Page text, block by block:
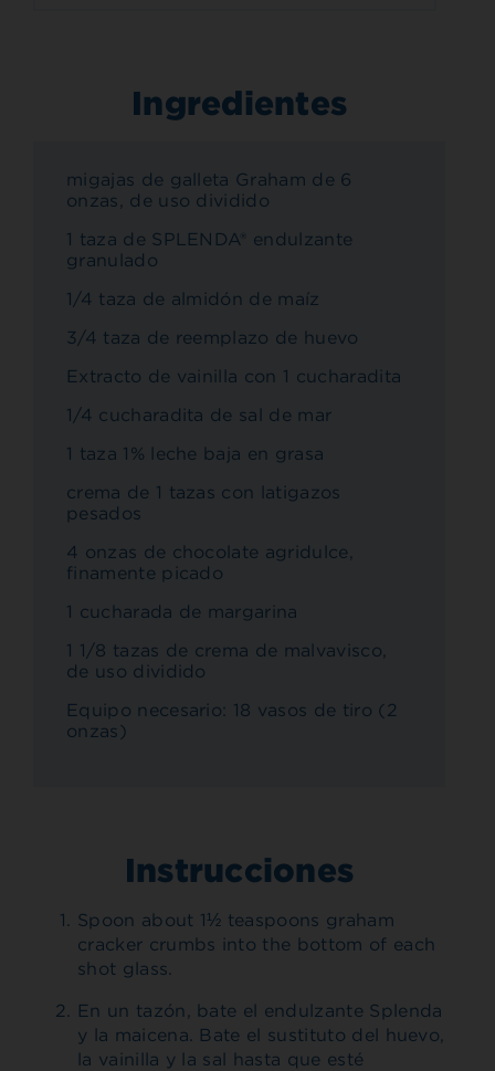
Ingredientes
migajas de galleta Graham de 6
onzas, de uso dividido
1 taza de SPLENDA® endulzante
granulado
1/4 taza de almidón de maíz
3/4 taza de reemplazo de huevo
Extracto de vainilla con 1 cucharadita
1/4 cucharadita de sal de mar
1 taza 1% leche baja en grasa
crema de 1 tazas con latigazos
pesados
4 onzas de chocolate agridulce,
finamente picado
1 cucharada de margarina
1 1/8 tazas de crema de malvavisco,
de uso dividido
Equipo necesario: 18 vasos de tiro (2
onzas)
Instrucciones
Spoon about 1½ teaspoons graham
cracker crumbs into the bottom of each
shot glass.
En un tazón, bate el endulzante Splenda
y la maicena. Bate el sustituto del huevo,
la vainilla y la sal hasta que esté